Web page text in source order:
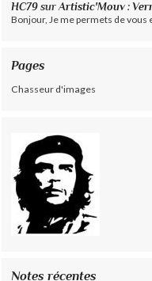
HC79 surArtistic'Mouv :
Bonjour, Je me permets de vous
Pages
Chasseur d'images
Notes récentes